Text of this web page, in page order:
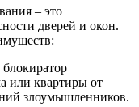
– это
дверей и окон.
или квартиры от
злоумышленников.